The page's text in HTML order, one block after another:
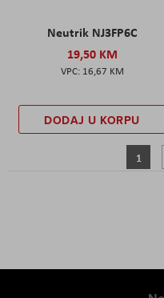
Neutrik NJ3FP6C
19,50 KM
16,67 KM
DODAJ U KORPU
Stranica
1